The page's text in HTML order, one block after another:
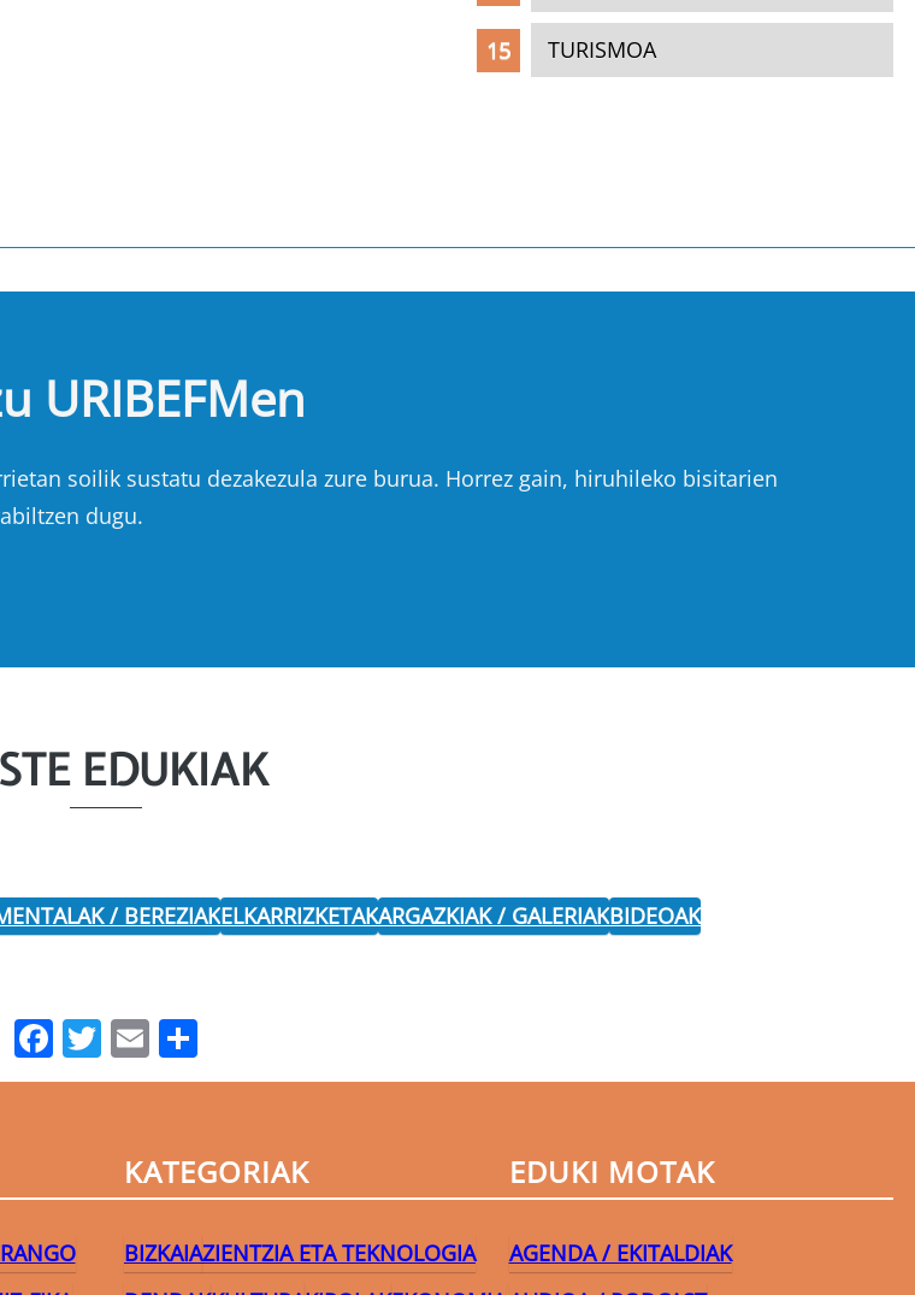
TURISMOA
URIBEFMen
soilik sustatu dezakezula zure burua. Horrez gain, hiruhileko bisitarien
dugu.
EDUKIAK
/ BEREZIAKELKARRIZKETAKARGAZKIAK / GALERIAKBIDEOAK
Facebook
Twitter
Email
KATEGORIAK
BIZKAIAZIENTZIA ETA TEKNOLOGIA
EDUKI MOTAK
AGENDA / EKITALDIAK